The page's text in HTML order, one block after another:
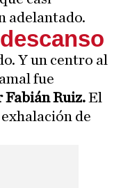
adelantado.
Y un centro al
fue
Ruiz.El
de